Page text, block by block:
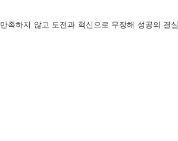
족하지 않고 도전과 혁신으로 무장해 성공의 결실